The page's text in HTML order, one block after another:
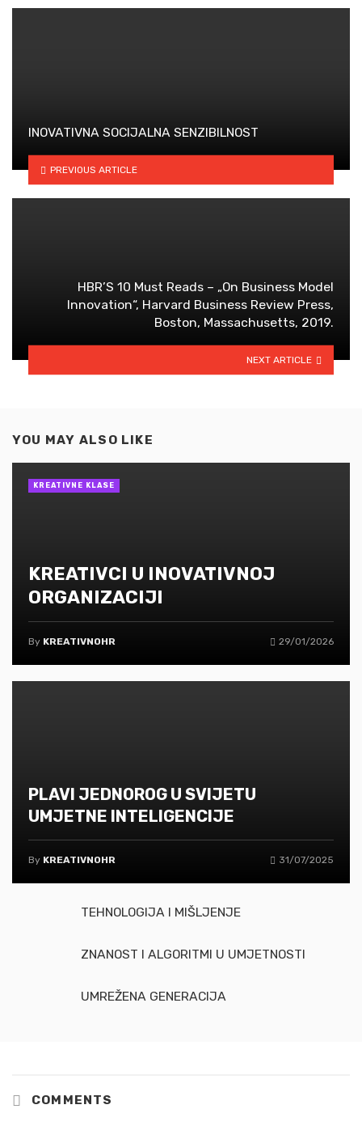
INOVATIVNA SOCIJALNA SENZIBILNOST
PREVIOUS ARTICLE
HBR’S 10 Must Reads – „On Business Model
Innovation“, Harvard Business Review Press,
Boston, Massachusetts, 2019.
NEXT ARTICLE
YOU MAY ALSO LIKE
KREATIVCI U INOVATIVNOJ
ORGANIZACIJI
By KREATIVNOHR 29/01/2026
KREATIVNE KLASE
PLAVI JEDNOROG U SVIJETU
UMJETNE INTELIGENCIJE
By KREATIVNOHR 31/07/2025
TEHNOLOGIJA I MIŠLJENJE
ZNANOST I ALGORITMI U UMJETNOSTI
UMREŽENA GENERACIJA
COMMENTS